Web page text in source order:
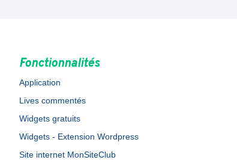
Fonctionnalités
Application
Lives commentés
Widgets gratuits
Widgets - Extension Wordpress
Site internet MonSiteClub